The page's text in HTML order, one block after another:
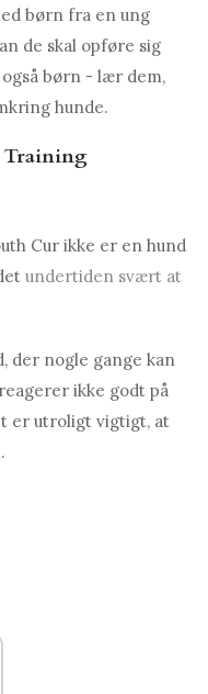
børn fra en ung
de skal opføre sig
børn - lær dem,
hunde.
Training
Cur ikke er en hund
undertiden svært at
der nogle gange kan
ikke godt på
er utroligt vigtigt, at